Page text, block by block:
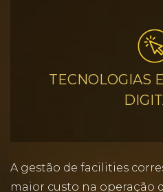
TECNOLOGIAS
A gestão de facilities
maior custo na operação